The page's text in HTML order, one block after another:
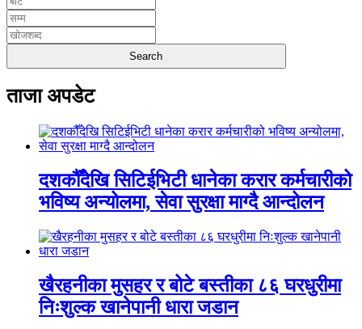
ताजा अपडेट
दशकौँदेखि सिटिईभिटी धानेका करार कर्मचारीको
भविष्य अन्योलमा, सेवा सुरक्षा माग्दै आन्दोलन
खैरहनीका मुसहर र बोटे बस्तीका ८६ घरधुरीमा
निःशुल्क खानेपानी धारा जडान